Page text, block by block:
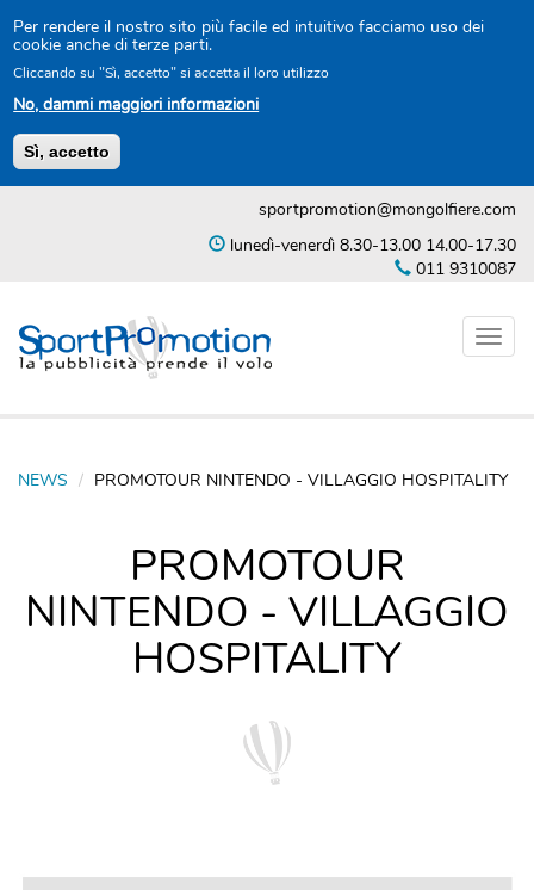
Per rendere il nostro sito più facile ed intuitivo facciamo uso dei
cookie anche di terze parti.
Cliccando su "Sì, accetto" si accetta il loro utilizzo
No, dammi maggiori informazioni
Sì, accetto
sportpromotion@mongolfiere.com
lunedì-venerdì 8.30-13.00 14.00-17.30
011 9310087
NEWS PROMOTOUR NINTENDO - VILLAGGIO HOSPITALITY
PROMOTOUR
NINTENDO - VILLAGGIO
HOSPITALITY